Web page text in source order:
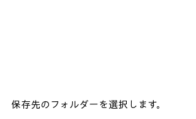
保存先のフォルダーを選択します。